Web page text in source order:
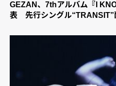
GEZAN、7thアルバム『I
表 先行シングル“TRANSIT”